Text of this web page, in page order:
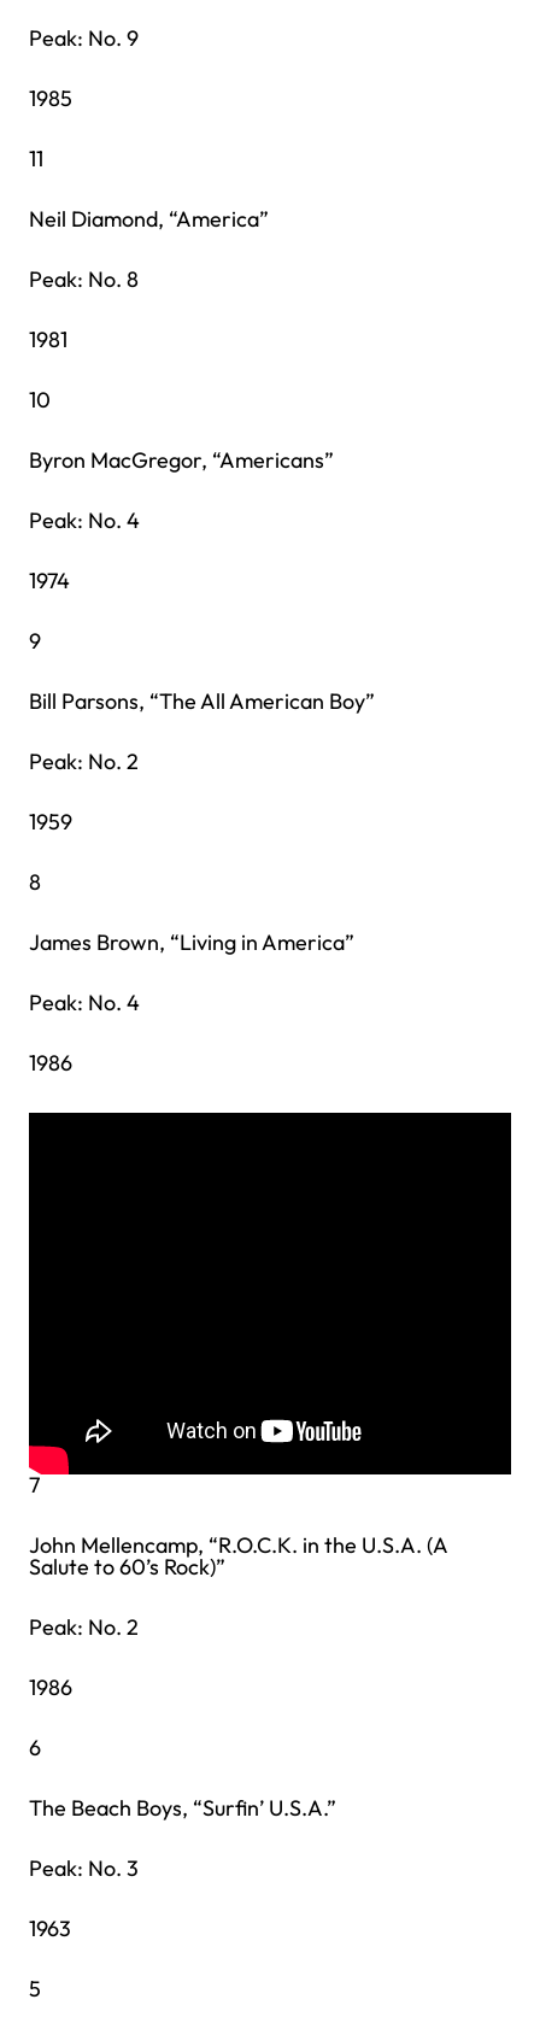
Peak: No. 9
1985
11
Neil Diamond, “America”
Peak: No. 8
1981
10
Byron MacGregor, “Americans”
Peak: No. 4
1974
9
Bill Parsons, “The All American Boy”
Peak: No. 2
1959
8
James Brown, “Living in America”
Peak: No. 4
1986
7
John Mellencamp, “R.O.C.K. in the U.S.A. (A
Salute to 60’s Rock)”
Peak: No. 2
1986
6
The Beach Boys, “Surfin’ U.S.A.”
Peak: No. 3
1963
5